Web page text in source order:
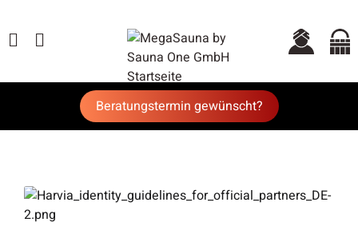
Beratungstermin gewünscht?